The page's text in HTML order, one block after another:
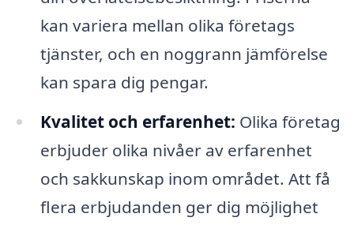
kan variera mellan olika företags
tjänster, och en noggrann jämförelse
kan spara dig pengar.
Kvalitet och erfarenhet: Olika företag
erbjuder olika nivåer av erfarenhet
och sakkunskap inom området. Att få
flera erbjudanden ger dig möjlighet